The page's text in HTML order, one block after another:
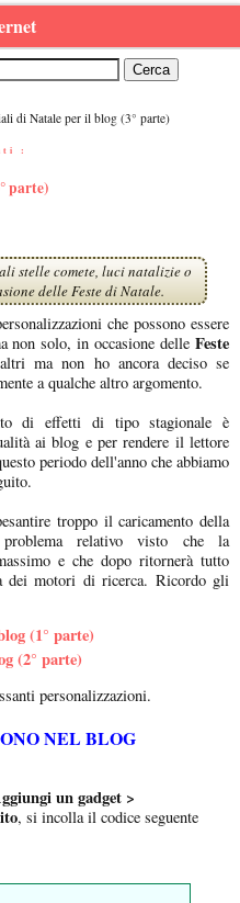
di Natale per il blog (3° parte)
:
parte)
stelle comete, luci natalizie o
delle Feste di Natale.
che possono essere
non solo, in occasione delle Feste
ma non ho ancora deciso se
a qualche altro argomento.
di effetti di tipo stagionale è
ai blog e per rendere il lettore
periodo dell'anno che abbiamo
troppo il caricamento della
relativo visto che la
e che dopo ritornerà tutto
dei motori di ricerca. Ricordo gli
(1° parte)
(2° parte)
personalizzazioni.
NEL BLOG
un gadget >
, si incolla il codice seguente